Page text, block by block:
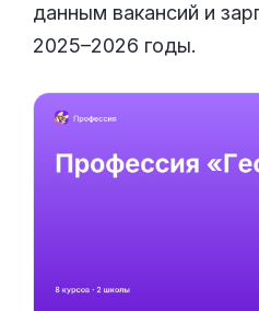
данным вакансий и
2025–2026 годы.